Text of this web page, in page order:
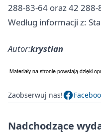
288-83-64 oraz 42 288-
Według informacji z:
Autor:krystian
Zaobserwuj nas!
Nadchodzące